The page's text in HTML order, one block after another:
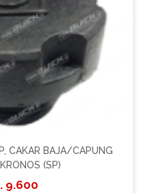
CAKAR BAJA/CAPUNG
(SP)
9.600